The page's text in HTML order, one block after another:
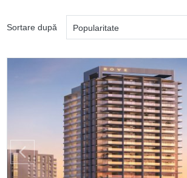
Sortare după Popularitate